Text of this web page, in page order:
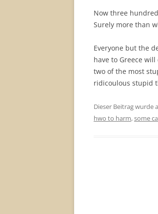
Now three
Surely more than
Everyone but the
have to Greece
two of the most
ridicoulous stupid
Dieser Beitrag wurde
hwo to harm,some